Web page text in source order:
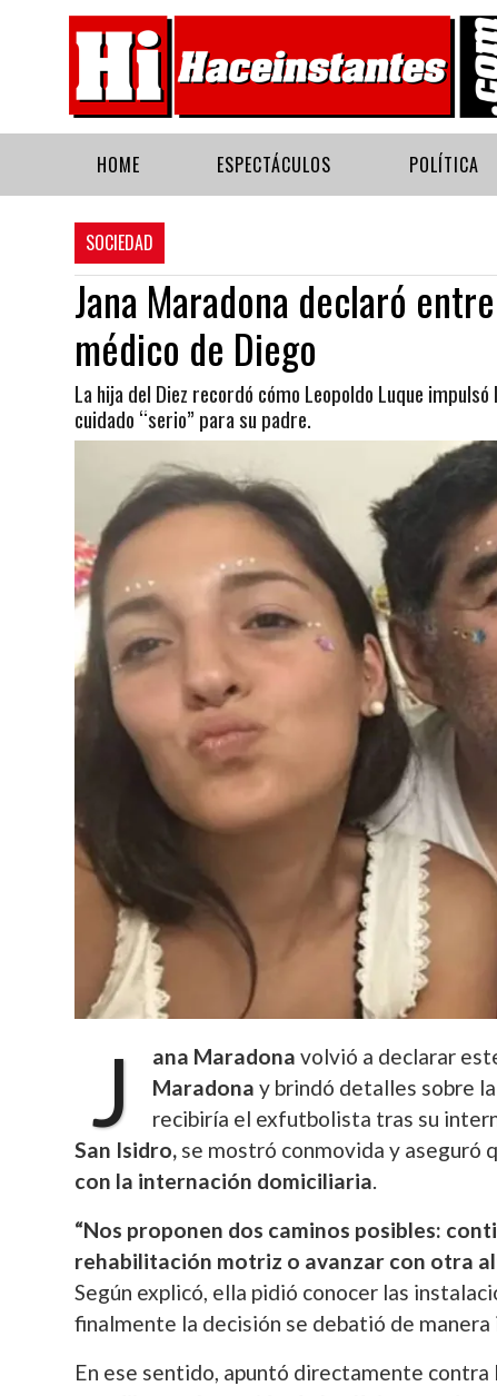
HOME ESPECTÁCULOS POLÍTICA
SOCIEDAD
Jana Maradona declaró
médico de Diego
La hija del Diez recordó cómo Leopoldo Luque
cuidado “serio” para su padre.
J ana Maradona volvió a declarar
Maradona y brindó detalles sobre
recibiría el exfutbolista tras su
San Isidro, se mostró conmovida y aseguró
con la internación domiciliaria.
“Nos proponen dos caminos posibles:
rehabilitación motriz o avanzar con otra
Según explicó, ella pidió conocer las
finalmente la decisión se debatió de
En ese sentido, apuntó directamente contra